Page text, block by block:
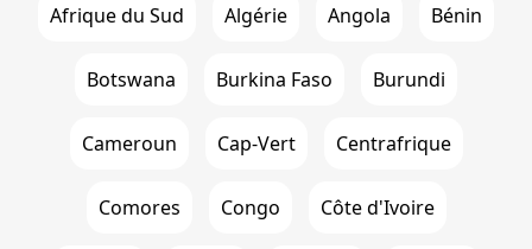
Afrique du Sud Algérie Angola Bénin
Botswana Burkina Faso Burundi
Cameroun Cap-Vert Centrafrique
Comores Congo Côte d'Ivoire